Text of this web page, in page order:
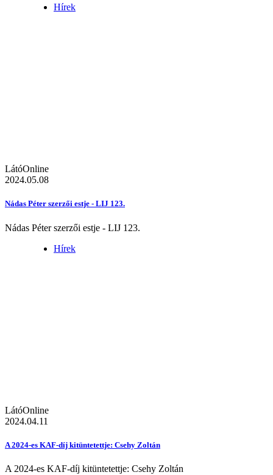
Hírek
LátóOnline
2024.05.08
Nádas Péter szerzői estje - LIJ 123.
Nádas Péter szerzői estje - LIJ 123.
Hírek
LátóOnline
2024.04.11
A 2024-es KAF-díj kitüntetettje: Csehy Zoltán
A 2024-es KAF-díj kitüntetettje: Csehy Zoltán